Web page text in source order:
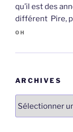
qu’il est des
différent Pire,
OH
ARCHIVES